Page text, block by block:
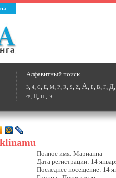
Алфавитный поиск
3,4,C,E,M,P,R,S,Z,А,Б,В,Г,Д
Ф,Ц,Ш,Э
Полное имя: Марианна
Дата регистрации: 14
Последнее посещение: 14